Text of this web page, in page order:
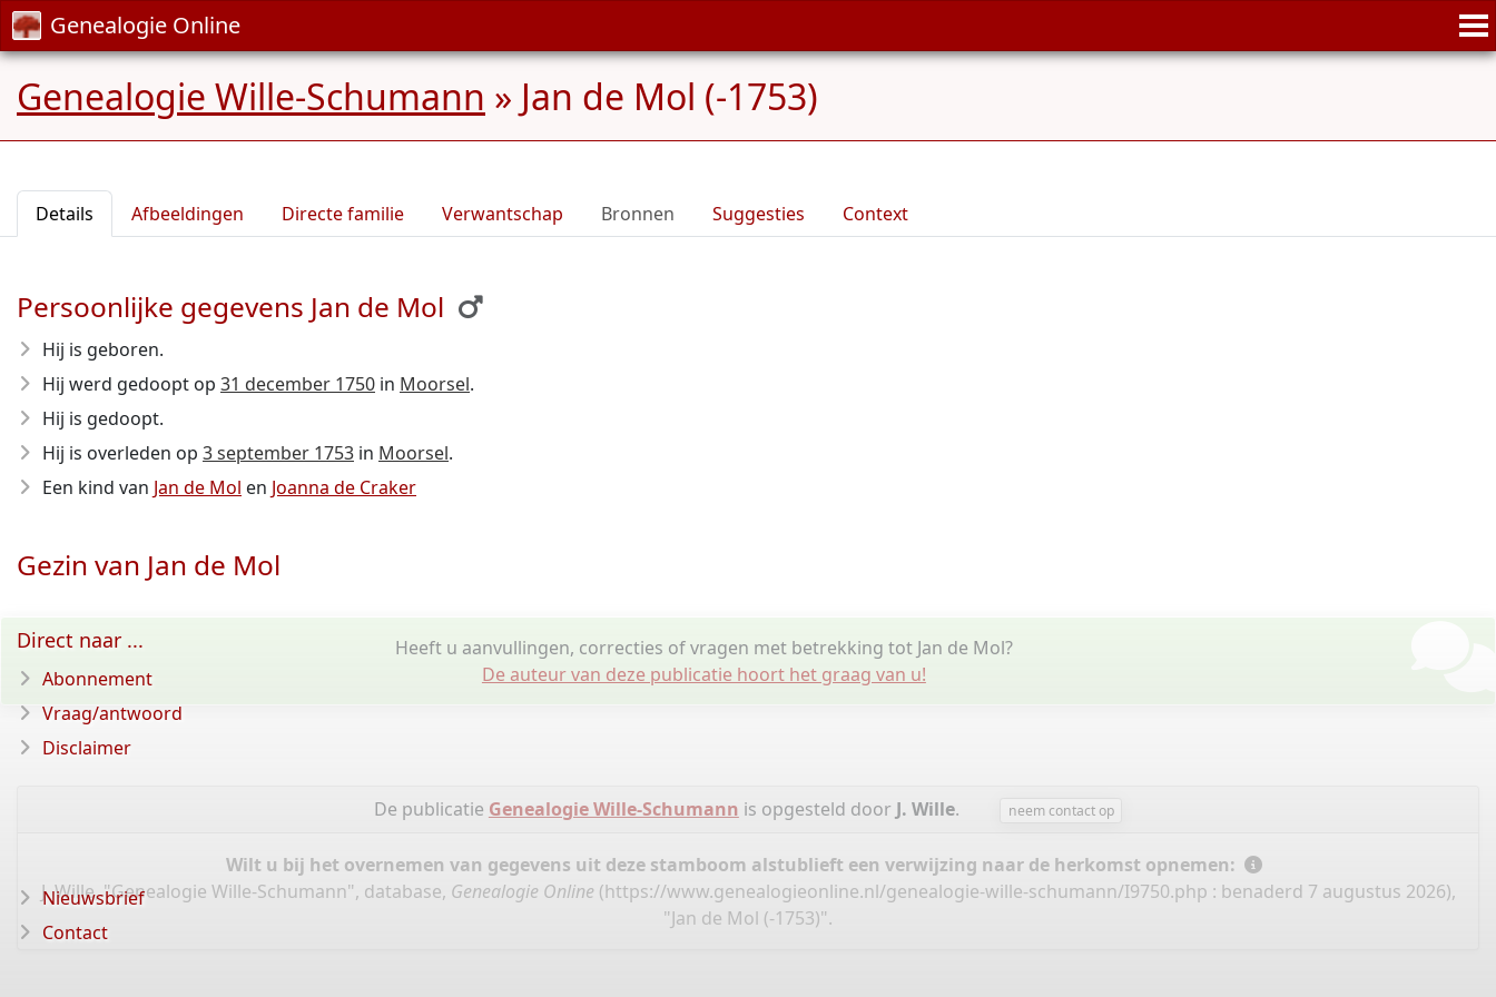
Genealogie Online
Genealogie Wille-Schumann » Jan de Mol (-1753)
Details Afbeeldingen Directe familie Verwantschap Bronnen Suggesties Context
Persoonlijke gegevens Jan de Mol
Hij is geboren.
Hij werd gedoopt op 31 december 1750 in Moorsel.
Hij is gedoopt.
Hij is overleden op 3 september 1753 in Moorsel.
Een kind van Jan de Mol en Joanna de Craker
Gezin van Jan de Mol
Heeft u aanvullingen, correcties of vragen met betrekking tot Jan de Mol?
De auteur van deze publicatie hoort het graag van u!
De publicatie Genealogie Wille-Schumann is opgesteld door J. Wille. neem contact op
Wilt u bij het overnemen van gegevens uit deze stamboom alstublieft een verwijzing naar de herkomst opnemen:
J. Wille, "Genealogie Wille-Schumann", database, Genealogie Online (https://www.genealogieonline.nl/genealogie-wille-schumann/I9750.php : benaderd 7 augustus 2026),
"Jan de Mol (-1753)".
Direct naar ...
Abonnement
Vraag/antwoord
Disclaimer
Nieuwsbrief
Contact